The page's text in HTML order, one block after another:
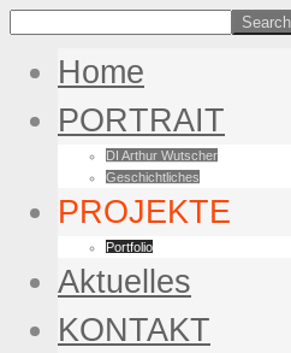
Home
PORTRAIT
DI Arthur Wutscher
Geschichtliches
PROJEKTE
Portfolio
Aktuelles
KONTAKT